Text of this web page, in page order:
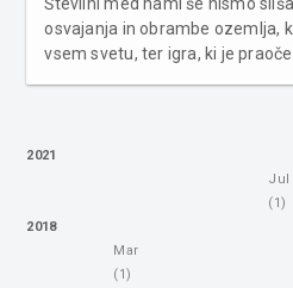
osvajanja in obrambe ozemlja,
vsem svetu, ter igra, ki je
2021
Jul
(1)
2018
Mar
(1)